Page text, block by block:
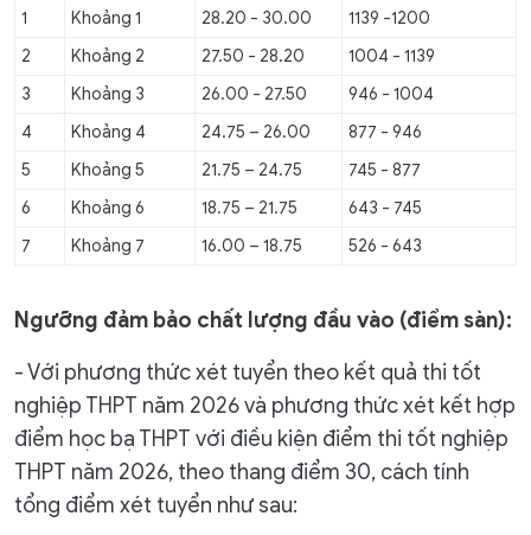
1
Khoảng 1 28.20 - 30.00
1139 -1200
2
Khoảng 2 27.50 - 28.20
1004 - 1139
3
Khoảng 3 26.00 - 27.50
946 - 1004
4
Khoảng 4 24.75 – 26.00
877 - 946
5
Khoảng 5 21.75 – 24.75
745 - 877
6
Khoảng 6 18.75 – 21.75
643 - 745
7
Khoảng 7 16.00 – 18.75 526 - 643
Ngưỡng đảm bảo chất lượng đầu vào (điểm sàn):
- Với phương thức xét tuyển theo kết quả thi tốt
nghiệp THPT năm 2026 và phương thức xét kết hợp
điểm học bạ THPT với điều kiện điểm thi tốt nghiệp
THPT năm 2026, theo thang điểm 30, cách tính
tổng điểm xét tuyển như sau: